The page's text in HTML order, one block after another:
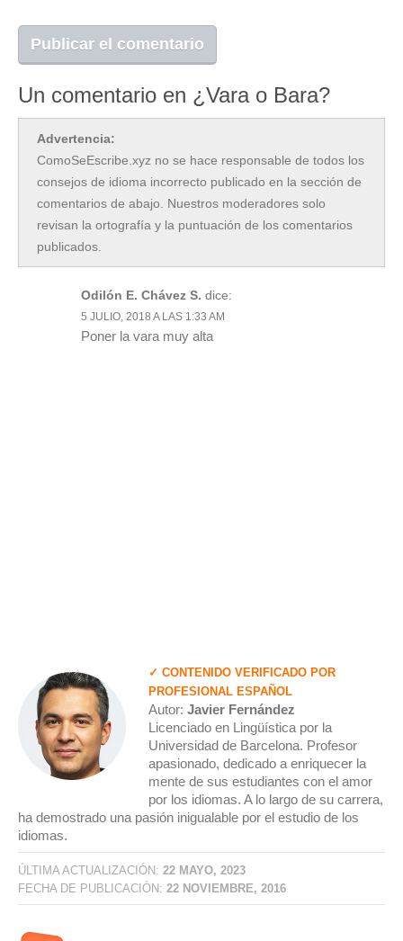
Un comentario en ¿Vara o Bara?
Advertencia:
ComoSeEscribe.xyz no se hace responsable de todos los
consejos de idioma incorrecto publicado en la sección de
comentarios de abajo. Nuestros moderadores solo
revisan la ortografía y la puntuación de los comentarios
publicados.
Odilón E. Chávez S. dice:
5 JULIO, 2018 A LAS 1:33 AM
Poner la vara muy alta
✓ CONTENIDO VERIFICADO POR
PROFESIONAL ESPAÑOL
Autor: Javier Fernández
Licenciado en Lingüística por la
Universidad de Barcelona. Profesor
apasionado, dedicado a enriquecer la
mente de sus estudiantes con el amor
por los idiomas. A lo largo de su carrera,
ha demostrado una pasión inigualable por el estudio de los
idiomas.
ÚLTIMA ACTUALIZACIÓN: 22 MAYO, 2023
FECHA DE PUBLICACIÓN: 22 NOVIEMBRE, 2016